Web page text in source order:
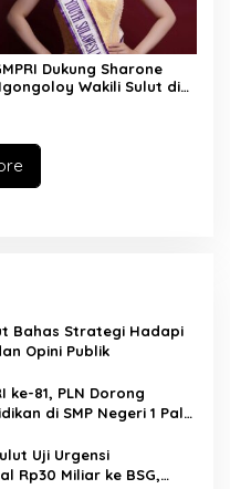
Dukung Sharone
Wakili Sulut di
Bahas Strategi Hadapi
Opini Publik
ke-81, PLN Dorong
di SMP Negeri 1 Palu
Uji Urgensi
Rp30 Miliar ke BSG,